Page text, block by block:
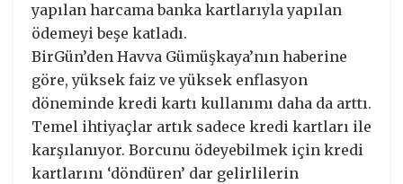
yapılan harcama banka kartlarıyla yapılan
ödemeyi beşe katladı.
BirGün’den Havva Gümüşkaya’nın haberine
göre, yüksek faiz ve yüksek enflasyon
döneminde kredi kartı kullanımı daha da arttı.
Temel ihtiyaçlar artık sadece kredi kartları ile
karşılanıyor. Borcunu ödeyebilmek için kredi
kartlarını ‘döndüren’ dar gelirlilerin